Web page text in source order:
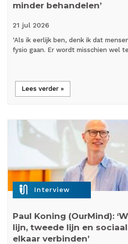
minder behandelen’
21 jul 2026
‘Als ik eerlijk ben, denk ik dat
fysio gaan. Er wordt misschien wel
Lees verder »
mic_external_on Interview
Paul Koning (OurMind):
lijn, tweede lijn en
elkaar verbinden’